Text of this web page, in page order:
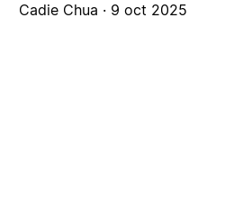
Cadie Chua · 9 oct 2025